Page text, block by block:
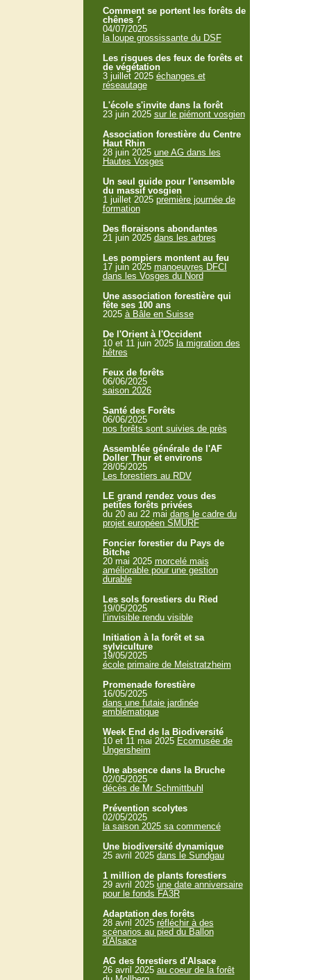
Comment se portent les forêts de
chênes ?
04/07/2025
la loupe grossissante du DSF
Les risques des feux de forêts et
de végétation
3 juillet 2025 échanges et
réseautage
L'école s'invite dans la forêt
23 juin 2025 sur le piémont vosgien
Association forestière du Centre
Haut Rhin
28 juin 2025 une AG dans les
Hautes Vosges
Un seul guide pour l'ensemble
du massif vosgien
1 juillet 2025 première journée de
formation
Des floraisons abondantes
21 juin 2025 dans les arbres
Les pompiers montent au feu
17 juin 2025 manoeuvres DFCI
dans les Vosges du Nord
Une association forestière qui
fête ses 100 ans
2025 à Bâle en Suisse
De l'Orient à l'Occident
10 et 11 juin 2025 la migration des
hêtres
Feux de forêts
06/06/2025
saison 2026
Santé des Forêts
06/06/2025
nos forêts sont suivies de près
Assemblée générale de l'AF
Doller Thur et environs
28/05/2025
Les forestiers au RDV
LE grand rendez vous des
petites forêts privées
du 20 au 22 mai dans le cadre du
projet européen SMURF
Foncier forestier du Pays de
Bitche
20 mai 2025 morcelé mais
améliorable pour une gestion
durable
Les sols forestiers du Ried
19/05/2025
l’invisible rendu visible
Initiation à la forêt et sa
sylviculture
19/05/2025
école primaire de Meistratzheim
Promenade forestière
16/05/2025
dans une futaie jardinée
emblématique
Week End de la Biodiversité
10 et 11 mai 2025 Ecomusée de
Ungersheim
Une absence dans la Bruche
02/05/2025
décès de Mr Schmittbuhl
Prévention scolytes
02/05/2025
la saison 2025 sa commencé
Une biodiversité dynamique
25 avril 2025 dans le Sundgau
1 million de plants forestiers
29 avril 2025 une date anniversaire
pour le fonds FA3R
Adaptation des forêts
28 avril 2025 réfléchir à des
scénarios au pied du Ballon
d'Alsace
AG des forestiers d'Alsace
26 avril 2025 au coeur de la forêt